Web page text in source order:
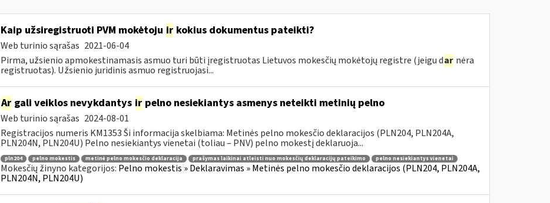
Kaip užsiregistruoti PVM mokėtoju irkokius dokumentus pateikti?
Web turinio sąrašas 2021-06-04
Pirma, užsienio apmokestinamasis asmuo turi būti įregistruotas Lietuvos mokesčių mokėtojų registre (jeigu dar nėra
registruotas). Užsienio juridinis asmuo registruojasi...
Argali veiklos nevykdantys irpelno nesiekiantys asmenys neteikti metinių pelno
Web turinio sąrašas 2024-08-01
Registracijos numeris KM1353 Ši informacija skelbiama: Metinės pelno mokesčio deklaracijos (PLN204, PLN204A,
PLN204N, PLN204U) Pelno nesiekiantys vienetai (toliau – PNV) pelno mokestį deklaruoja...
pln204 pelno mokestis metinė pelno mokesčio deklaracija prašymas laikinai atleisti nuo mokesčių deklaracijų pateikimo pelno nesiekiantys vienetai
Mokesčių žinyno kategorijos: Pelno mokestis » Deklaravimas » Metinės pelno mokesčio deklaracijos (PLN204, PLN204A,
PLN204N, PLN204U)